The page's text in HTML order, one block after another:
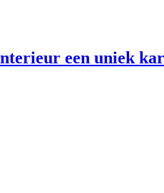
een uniek